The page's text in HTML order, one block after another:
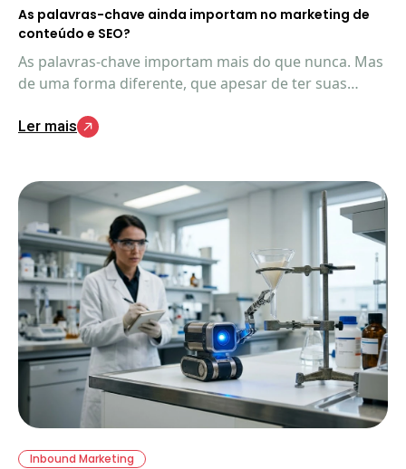
As palavras-chave ainda importam no marketing de
conteúdo e SEO?
As palavras-chave importam mais do que nunca. Mas
de uma forma diferente, que apesar de ter suas
aspectos exclusivos importantes de entender.
Ler mais
Inbound Marketing